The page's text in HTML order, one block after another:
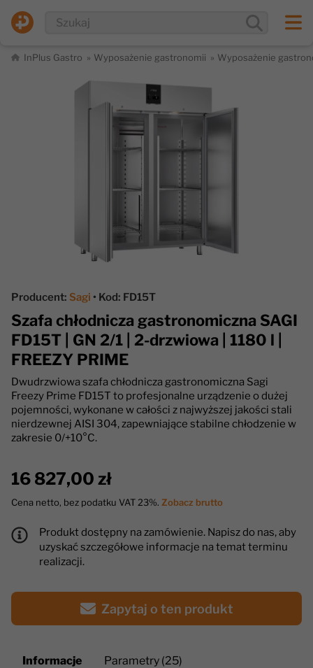
InPlus Gastro Wyposażenie gastronomii Wyposażenie
Producent: Sagi • Kod: FD15T
Szafa chłodnicza gastronomiczna SAGI
FD15T | GN 2/1 | 2-drzwiowa | 1180 l |
FREEZY PRIME
Dwudrzwiowa szafa chłodnicza gastronomiczna Sagi
Freezy Prime FD15T to profesjonalne urządzenie o dużej
pojemności, wykonane w całości z najwyższej jakości stali
nierdzewnej AISI 304, zapewniające stabilne chłodzenie w
zakresie 0/+10°C.
16 827,00 zł
Cena netto, bez podatku VAT 23%. Zobacz brutto
Produkt dostępny na zamówienie. Napisz do nas, aby
uzyskać szczegółowe informacje na temat terminu
realizacji.
Zapytaj o ten produkt
Informacje Parametry (25)